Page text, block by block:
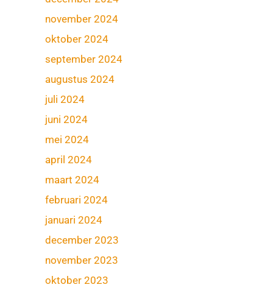
november 2024
oktober 2024
september 2024
augustus 2024
juli 2024
juni 2024
mei 2024
april 2024
maart 2024
februari 2024
januari 2024
december 2023
november 2023
oktober 2023